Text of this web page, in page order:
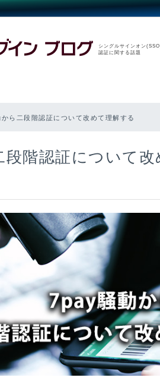
シングルサインオン
認証に関する話題
ら二段階認証について改めて理解する
段階認証について改